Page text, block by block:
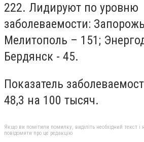
222. Лидируют по уровню
заболеваемости:
Мелитополь – 151;
Бердянск - 45.
Показатель
48,3 на 100 тысяч.
Якщо ви помітили помилку, виділіть необхідний текст і
повідомити про це редакцію